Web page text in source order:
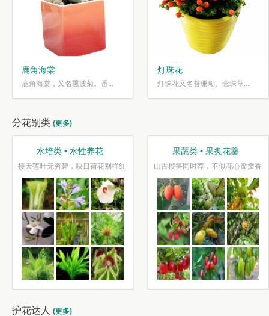
鹿角海棠
鹿角海棠，又名熏波菊。番...
灯珠花
灯珠花又名苔珊瑚、念珠草...
分花别类 (更多)
水培类 • 水性养花
接天莲叶无穷碧，映日荷花别样红
果蔬类 • 果炙花羹
山古樱笋同时荐，不似花心瓣瓣香
护花达人 (更多)